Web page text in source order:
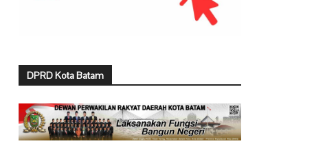
DPRD Kota Batam